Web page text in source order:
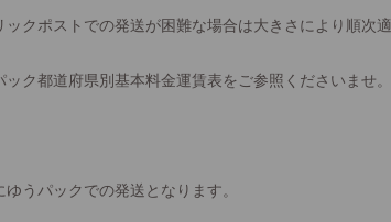
ックポストでの発送が困難な場合は大きさにより順次
ク都道府県別基本料金運賃表をご参照くださいませ。
うパックでの発送となります。